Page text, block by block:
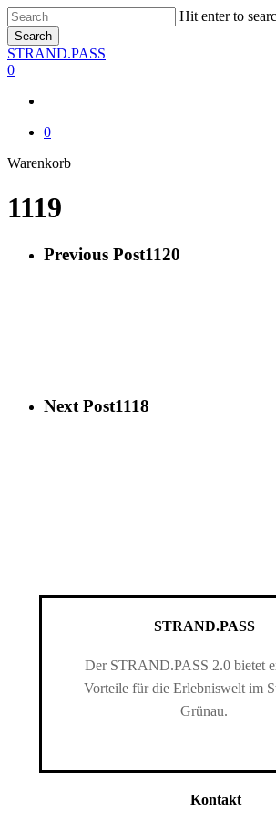
Skip
to
main
content
Hit enter to
Search
Close
Search
STRAND.PASS
0
0
WarenkorbClose
1119
Previous Post1120
Next Post1118
STRAND.PASS
Der STRAND.PASS 2.0 bietet
Vorteile für die Erlebniswelt im
Grünau.
Kontakt